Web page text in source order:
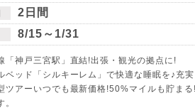
2日間
8/15～1/31
「神戸三宮駅」直結!出張・観光の拠点に!
ベッド「シルキーレム」で快適な睡眠を♪充
ツアーいつでも最新価格!50%マイルも貯ま